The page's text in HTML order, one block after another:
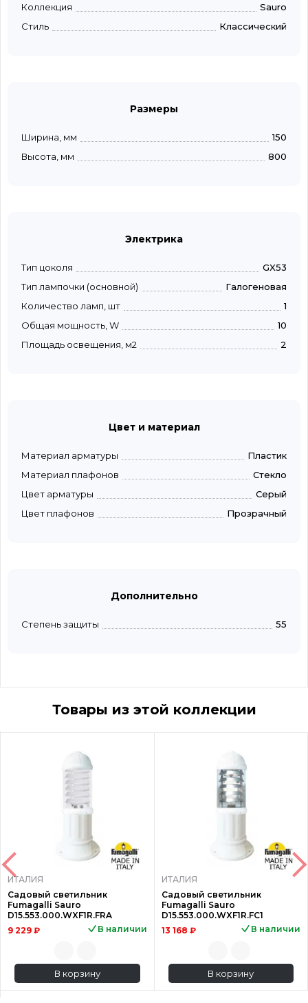
Коллекция
Sauro
Стиль
Классический
Размеры
Ширина, мм
150
Высота, мм
800
Электрика
Тип цоколя
GX53
Тип лампочки (основной)
Галогеновая
Количество ламп, шт
1
Общая мощность, W
10
Площадь освещения, м2
2
Цвет и материал
Материал арматуры
Пластик
Материал плафонов
Стекло
Цвет арматуры
Серый
Цвет плафонов
Прозрачный
Дополнительно
Степень защиты 55
Товары из этой коллекции
ИТАЛИЯ
Садовый светильник
Fumagalli Sauro
D15.553.000.WXF1R.FRA
9 229 ₽
В наличии
В корзину
ИТАЛИЯ
Садовый светильник
Fumagalli Sauro
D15.553.000.WXF1R.FC1
13 168 ₽
В наличии
В корзину